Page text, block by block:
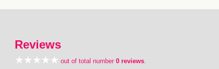
Reviews
out of total number 0 reviews.